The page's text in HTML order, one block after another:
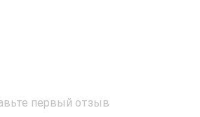
первый отзыв